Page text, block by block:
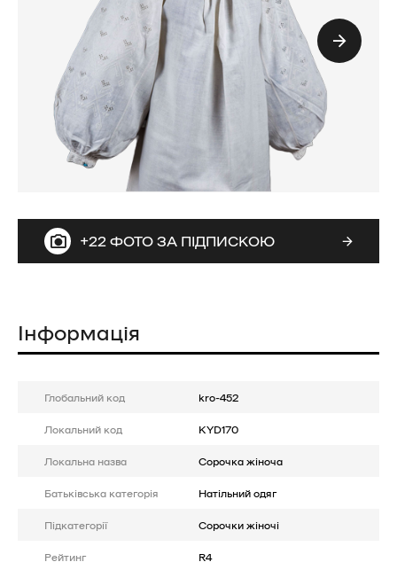
+22 ФОТО ЗА ПІДПИСКОЮ
Інформація
Глобальний код kro-452
Локальний код KYD170
Локальна назва Сорочка жіноча
Батькiвська категорія Натільний одяг
Підкатегорії Сорочки жіночі
Рейтинг R4